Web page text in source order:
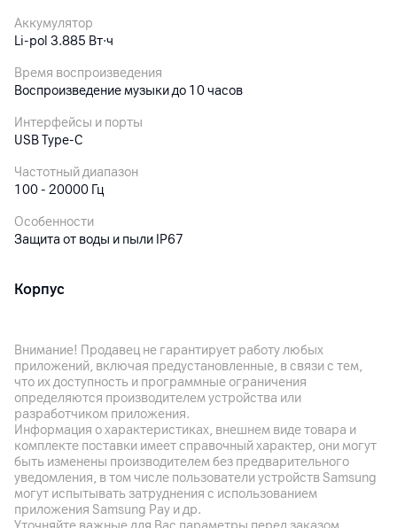
Аккумулятор
Li-pol 3.885 Вт·ч
Время воспроизведения
Воспроизведение музыки до 10 часов
Интерфейсы и порты
USB Type-C
Частотный диапазон
100 - 20000 Гц
Особенности
Защита от воды и пыли IP67
Корпус
Габариты
86 x 135 x 4.6 мм
Вес
236 г
Другие характеристики
Гарантия
Внимание! Продавец не гарантирует работу любых
приложений, включая предустановленные, в связи с тем,
что их доступность и программные ограничения
определяются производителем устройства или
разработчиком приложения.
Информация о характеристиках, внешнем виде товара и
комплекте поставки имеет справочный характер, они могут
быть изменены производителем без предварительного
уведомления, в том числе пользователи устройств Samsung
могут испытывать затруднения с использованием
приложения Samsung Pay и др.